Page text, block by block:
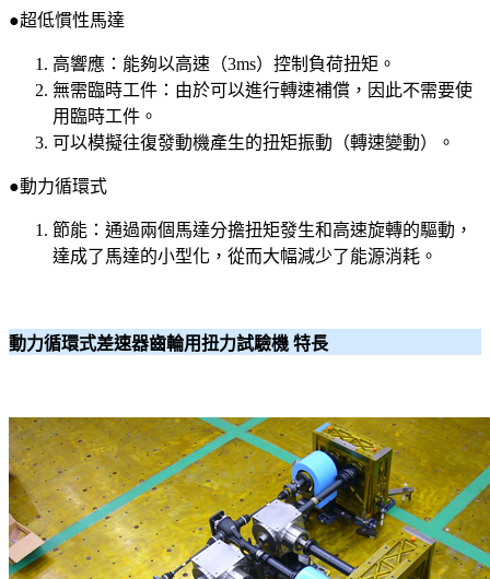
●超低慣性馬達
高響應：能夠以高速（3ms）控制負荷扭矩。
無需臨時工件：由於可以進行轉速補償，因此不需要使
用臨時工件。
可以模擬往復發動機產生的扭矩振動（轉速變動）。
●動力循環式
節能：通過兩個馬達分擔扭矩發生和高速旋轉的驅動，
達成了馬達的小型化，從而大幅減少了能源消耗。
動力循環式差速器齒輪用扭力試驗機 特長